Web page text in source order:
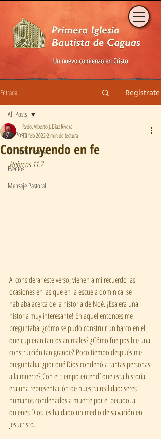
Entrada Regístrate
All Posts
Columna Pastoral
Eventos
Mensaje Pastoral
All Posts
Construyendo en fe
Rvdo. Alberto J. Díaz Rivera
12 feb 20222 min de lectura
Hebreos 11.7
Al considerar este verso, vienen a mi recuerdo las
ocasiones en las que en la escuela dominical se
hablaba acerca de la historia de Noé. ¡Esa era una
historia muy interesante! En aquel entonces me
preguntaba: ¿cómo se pudo construir un barco en el
que cupieran tantos animales? ¿Cómo fue posible una
construcción tan grande? Poco tiempo después me
preguntaba: ¿por qué Dios condenó a tantas personas
a la muerte? Con el tiempo entendí que esta historia
era una representación de nuestra realidad: seres
humanos condenados a muerte por el pecado, a
quienes Dios les ha dado un medio de salvación en
Jesucristo.